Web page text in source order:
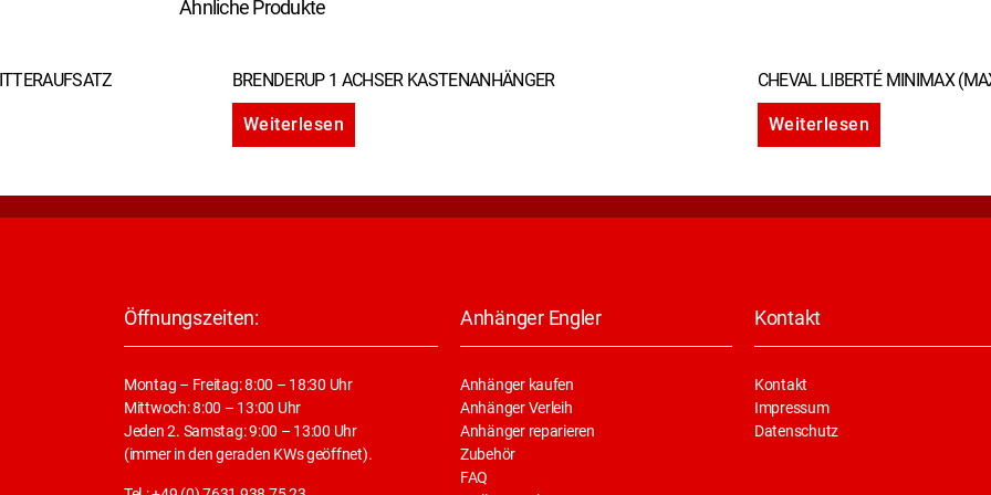
Ähnliche Produkte
BRENDERUP 1 ACHSER KASTENANHÄNGER
Weiterlesen
CHEVAL LIBERTÉ MINIMAX
Weiterlesen
Öffnungszeiten:
Montag – Freitag: 8:00 – 18:30 Uhr
Mittwoch: 8:00 – 13:00 Uhr
Jeden 2. Samstag: 9:00 – 13:00 Uhr
(immer in den geraden KWs geöffnet).
Anhänger Engler
Anhänger kaufen
Anhänger Verleih
Anhänger reparieren
Zubehör
FAQ
Kontakt
Kontakt
Impressum
Datenschutz